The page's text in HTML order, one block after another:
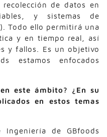
de datos en
y sistemas de
Todo ello permitirá una
y en tiempo real, así
y fallos. Es un objetivo
estamos enfocados
este ámbito? ¿En su
en estos temas
Ingeniería de GBfoods